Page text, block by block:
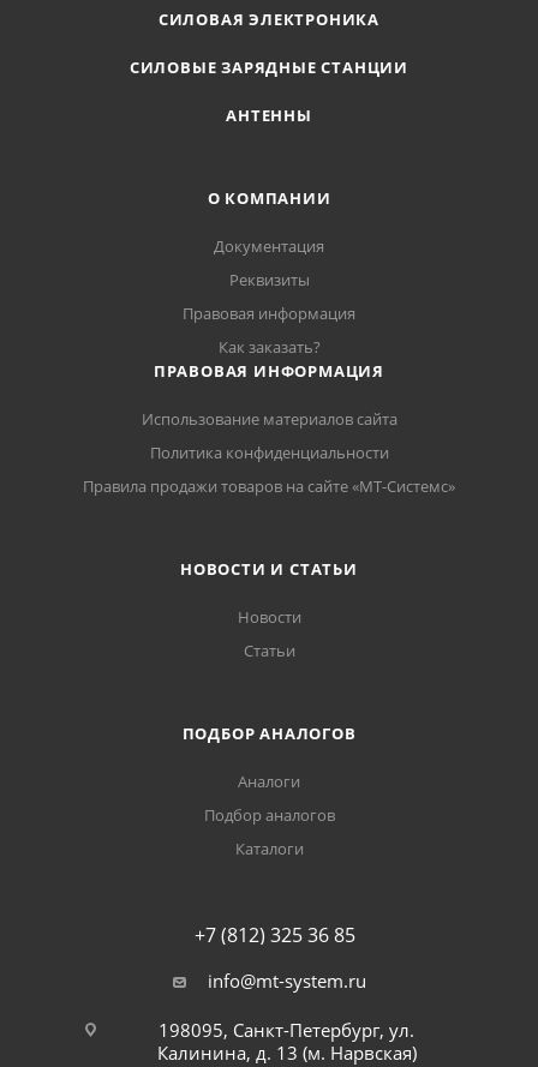
СИЛОВАЯ ЭЛЕКТРОНИКА
СИЛОВЫЕ ЗАРЯДНЫЕ СТАНЦИИ
АНТЕННЫ
О КОМПАНИИ
Документация
Реквизиты
Правовая информация
Как заказать?
ПРАВОВАЯ ИНФОРМАЦИЯ
Использование материалов сайта
Политика конфиденциальности
Правила продажи товаров на сайте «МТ-Системс»
НОВОСТИ И СТАТЬИ
Новости
Статьи
ПОДБОР АНАЛОГОВ
Аналоги
Подбор аналогов
Каталоги
+7 (812) 325 36 85
info@mt-system.ru
198095, Санкт-Петербург, ул.
Калинина, д. 13 (м. Нарвская)